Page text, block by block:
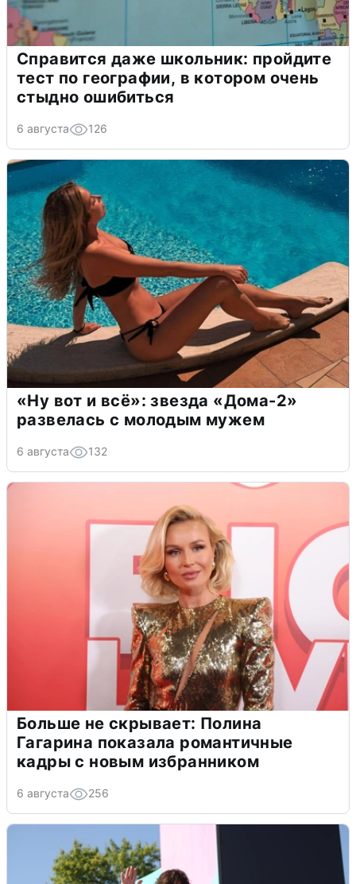
Справится даже школьник: пройдите
тест по географии, в котором очень
стыдно ошибиться
6 августа 126
«Ну вот и всё»: звезда «Дома-2»
развелась с молодым мужем
6 августа 132
Больше не скрывает: Полина
Гагарина показала романтичные
кадры с новым избранником
6 августа 256